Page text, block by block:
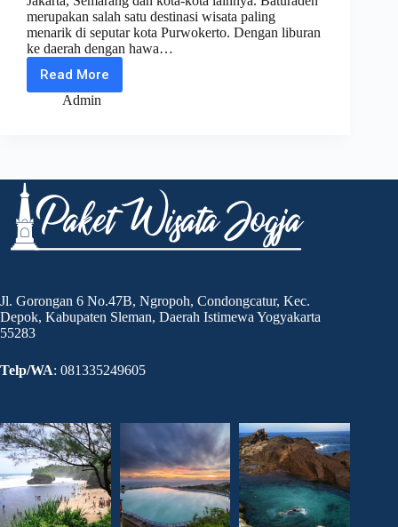
merupakan salah satu destinasi wisata paling
menarik di seputar kota Purwokerto. Dengan liburan
ke daerah dengan hawa…
Read More
Paket
Wisata
Admin
Jl. Gorongan 6 No.47B, Ngropoh, Condongcatur, Kec.
Depok, Kabupaten Sleman, Daerah Istimewa Yogyakarta
55283
Telp/WA: 081335249605